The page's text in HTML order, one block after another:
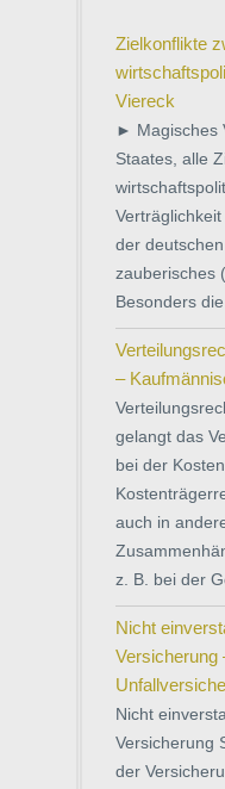
Zielkonflikte
Viereck
► Magisches
Staates, alle
der
zauberisches
Besonders
–
gelangt das
bei der
auch in
z. B. bei der
Nicht
Versicherung
Nicht
Versicherung
der